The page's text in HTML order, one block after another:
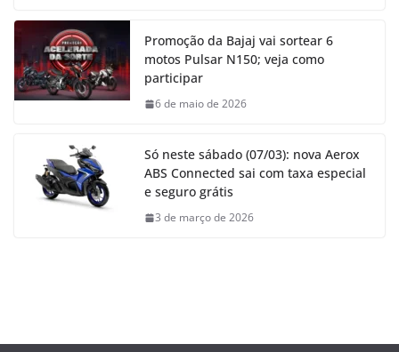
Promoção da Bajaj vai sortear 6
motos Pulsar N150; veja como
participar
6 de maio de 2026
Só neste sábado (07/03): nova Aerox
ABS Connected sai com taxa especial
e seguro grátis
3 de março de 2026